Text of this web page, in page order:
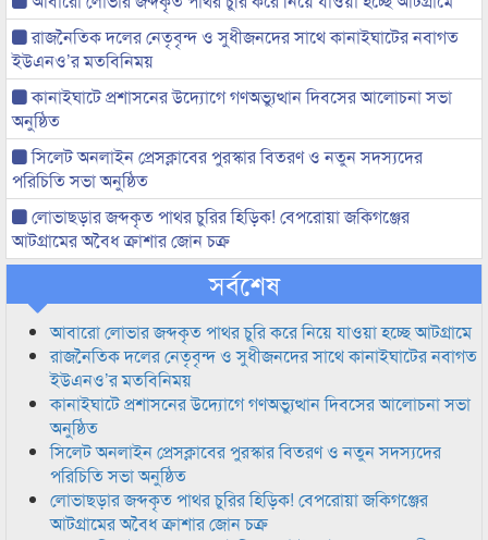
রাজনৈতিক দলের নেতৃবৃন্দ ও সুধীজনদের সাথে কানাইঘাটের নবাগত
ইউএনও’র মতবিনিময়
কানাইঘাটে প্রশাসনের উদ্যোগে গণঅভ্যুত্থান দিবসের আলোচনা সভা
অনুষ্ঠিত
সিলেট অনলাইন প্রেসক্লাবের পুরস্কার বিতরণ ও নতুন সদস্যদের
পরিচিতি সভা অনুষ্ঠিত
লোভাছড়ার জব্দকৃত পাথর চুরির হিড়িক! বেপরোয়া জকিগঞ্জের
আটগ্রামের অবৈধ ক্রাশার জোন চক্র
সর্বশেষ
আবারো লোভার জব্দকৃত পাথর চুরি করে নিয়ে যাওয়া হচ্ছে আটগ্রামে
রাজনৈতিক দলের নেতৃবৃন্দ ও সুধীজনদের সাথে কানাইঘাটের নবাগত
ইউএনও’র মতবিনিময়
কানাইঘাটে প্রশাসনের উদ্যোগে গণঅভ্যুত্থান দিবসের আলোচনা সভা
অনুষ্ঠিত
সিলেট অনলাইন প্রেসক্লাবের পুরস্কার বিতরণ ও নতুন সদস্যদের
পরিচিতি সভা অনুষ্ঠিত
লোভাছড়ার জব্দকৃত পাথর চুরির হিড়িক! বেপরোয়া জকিগঞ্জের
আটগ্রামের অবৈধ ক্রাশার জোন চক্র